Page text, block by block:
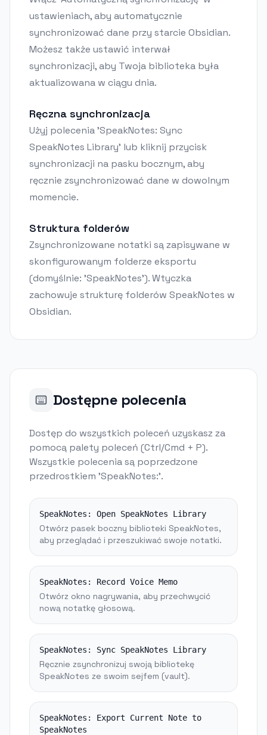
ustawieniach, aby automatycznie
synchronizować dane przy starcie Obsidian.
Możesz także ustawić interwał
synchronizacji, aby Twoja biblioteka była
aktualizowana w ciągu dnia.
Ręczna synchronizacja
Użyj polecenia 'SpeakNotes: Sync
SpeakNotes Library' lub kliknij przycisk
synchronizacji na pasku bocznym, aby
ręcznie zsynchronizować dane w dowolnym
momencie.
Struktura folderów
Zsynchronizowane notatki są zapisywane w
skonfigurowanym folderze eksportu
(domyślnie: 'SpeakNotes'). Wtyczka
zachowuje strukturę folderów SpeakNotes w
Obsidian.
Dostępne polecenia
Dostęp do wszystkich poleceń uzyskasz za
pomocą palety poleceń (Ctrl/Cmd + P).
Wszystkie polecenia są poprzedzone
przedrostkiem 'SpeakNotes:'.
SpeakNotes: Open SpeakNotes Library
Otwórz pasek boczny biblioteki SpeakNotes,
aby przeglądać i przeszukiwać swoje notatki.
SpeakNotes: Record Voice Memo
Otwórz okno nagrywania, aby przechwycić
nową notatkę głosową.
SpeakNotes: Sync SpeakNotes Library
Ręcznie zsynchronizuj swoją bibliotekę
SpeakNotes ze swoim sejfem (vault).
SpeakNotes: Export Current Note to
SpeakNotes